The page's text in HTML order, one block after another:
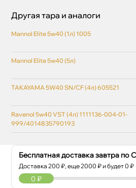
Бесплатная доставка завтра по
Доставка200 ₽, еще2000 ₽ и будет 0 ₽
0 ₽
Другая тара и аналоги
Mannol Elite 5w40 (1л) 1005
Mannol Elite 5w40 (5л)
TAKAYAMA 5W40 SN/CF (4л) 605521
Ravenol 5w40 VST (4л) 1111136-004-01-
999/4014835790193